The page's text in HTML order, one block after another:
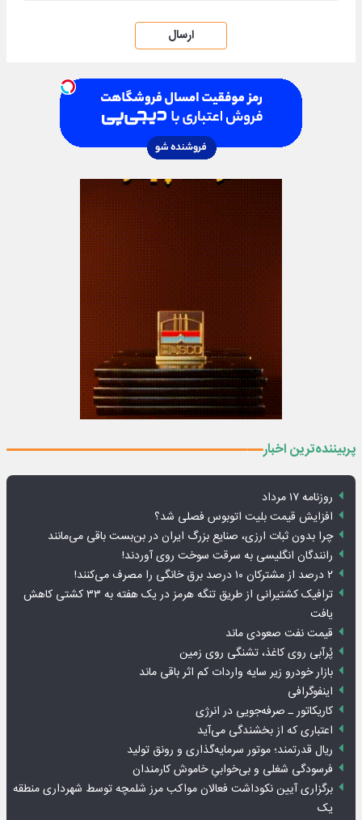
ارسال
پربیننده‌ترین اخبار
روزنامه ۱۷ مرداد
افزایش قیمت بلیت اتوبوس فصلی شد؟
چرا بدون ثبات ارزی، صنایع بزرگ ایران در بن‌بست باقی می‌مانند
رانندگان انگلیسی به سرقت سوخت روی آوردند!
۲ درصد از مشترکان ۱۰ درصد برق خانگی را مصرف می‌کنند!
ترافیک کشتیرانی از طریق تنگه هرمز در یک هفته به ۳۳ کشتی کاهش
یافت
قیمت نفت صعودی ماند
پُرآبی روی کاغذ، تشنگی روی زمین
بازار خودرو زیر سایه واردات کم اثر باقی ماند
اینفوگرافی
کاریکاتور ـ صرفه‌جویی در انرژی
اعتباری که از بخشندگی می‌آید
ریال قدرتمند؛ موتور سرمایه‌گذاری و رونق تولید
فرسودگی شغلی و بی‌خوابیِ خاموش کارمندان
برگزاری آیین نکوداشت فعالان مواکب مرز شلمچه توسط شهرداری منطقه
یک